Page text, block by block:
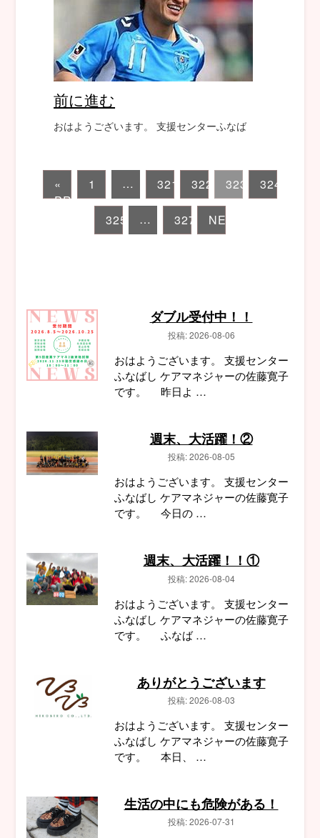
前に進む
おはようございます。 支援センターふなば
«
PREVIOUS
1 … 321 322 323 324
325 … 327
NEXT
»
ダブル受付中！！
投稿: 2026-08-06
おはようございます。 支援センター
ふなばし ケアマネジャーの佐藤寛子
です。 昨日よ …
週末、大活躍！②
投稿: 2026-08-05
おはようございます。 支援センター
ふなばし ケアマネジャーの佐藤寛子
です。 今日の …
週末、大活躍！！①
投稿: 2026-08-04
おはようございます。 支援センター
ふなばし ケアマネジャーの佐藤寛子
です。 ふなば …
ありがとうございます
投稿: 2026-08-03
おはようございます。 支援センター
ふなばし ケアマネジャーの佐藤寛子
です。 本日、 …
生活の中にも危険がある！
投稿: 2026-07-31